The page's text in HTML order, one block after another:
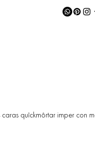
quîckmôrtar imper con